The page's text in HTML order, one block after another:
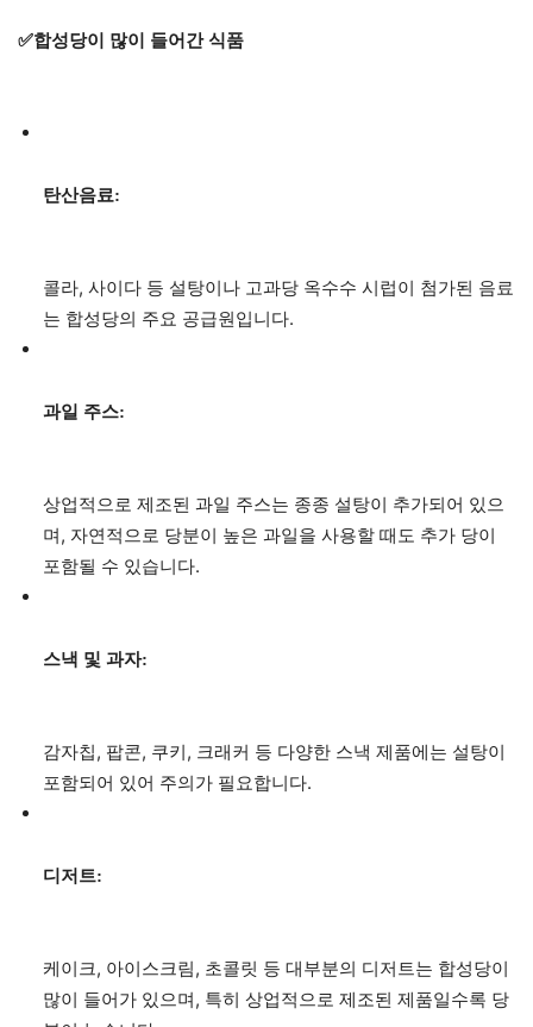
✅합성당이 많이 들어간 식품
탄산음료:
콜라, 사이다 등 설탕이나 고과당 옥수수 시럽이 첨가된 음료
는 합성당의 주요 공급원입니다.
과일 주스:
상업적으로 제조된 과일 주스는 종종 설탕이 추가되어 있으
며, 자연적으로 당분이 높은 과일을 사용할 때도 추가 당이
포함될 수 있습니다.
스낵 및 과자:
감자칩, 팝콘, 쿠키, 크래커 등 다양한 스낵 제품에는 설탕이
포함되어 있어 주의가 필요합니다.
디저트:
케이크, 아이스크림, 초콜릿 등 대부분의 디저트는 합성당이
많이 들어가 있으며, 특히 상업적으로 제조된 제품일수록 당